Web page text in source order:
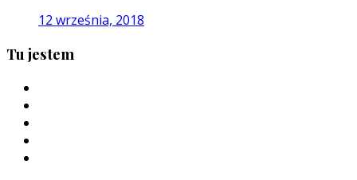
12 września, 2018
Tu jestem